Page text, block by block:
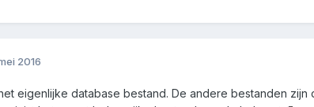
2016
eigenlijke database bestand. De andere bestanden